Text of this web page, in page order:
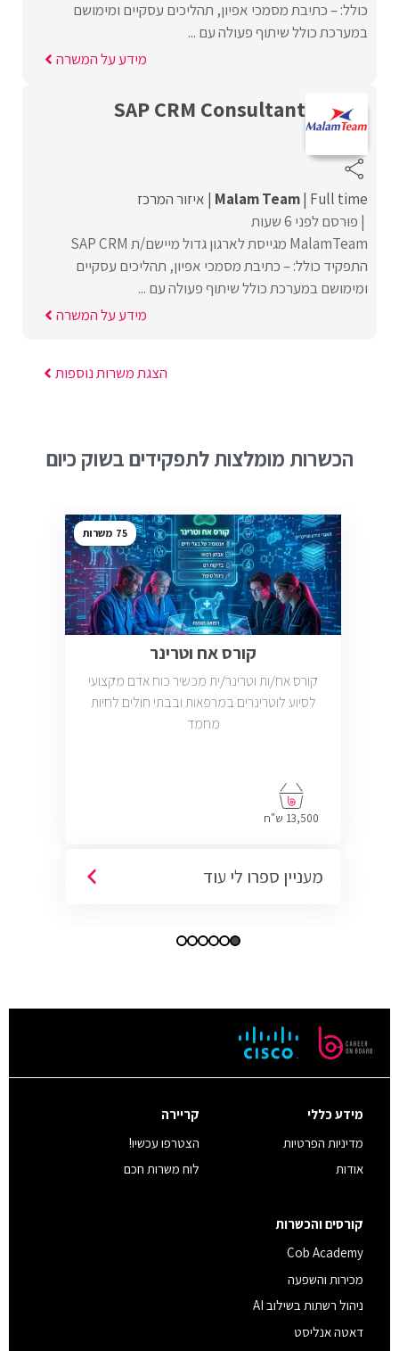
כולל: – כתיבת מסמכי אפיון, תהליכים עסקיים ומימושם
במערכת כולל שיתוף פעולה עם ...
מידע על המשרה
SAP CRM Consultant
Malam Team Full time
איזור המרכז
פורסם לפני 6 שעות
MalamTeam מגייסת לארגון גדול מיישם/ת SAP CRM
התפקיד כולל: – כתיבת מסמכי אפיון, תהליכים עסקיים
ומימושם במערכת כולל שיתוף פעולה עם ...
מידע על המשרה
הצגת משרות נוספות
הכשרות מומלצות לתפקידים בשוק כיום
75
קורס אח וטרינר
קורס אח/ות וטרינר/ית מכשיר כוח אדם מקצועי
לסיוע לוטרינרים במרפאות ובבתי חולים לחיות
מחמד
13,500 ש"ח
מעניין ספרו לי עוד
מידע כללי
מדיניות הפרטיות
אודות
קריירה
הצטרפו עכשיו!
לוח משרות חכם
קורסים והכשרות
Cob Academy
מכירות והשפעה
ניהול רשתות בשילוב AI
דאטה אנליסט